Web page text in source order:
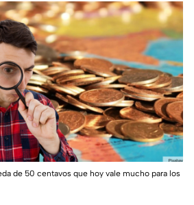
de 50 centavos que hoy vale mucho para los